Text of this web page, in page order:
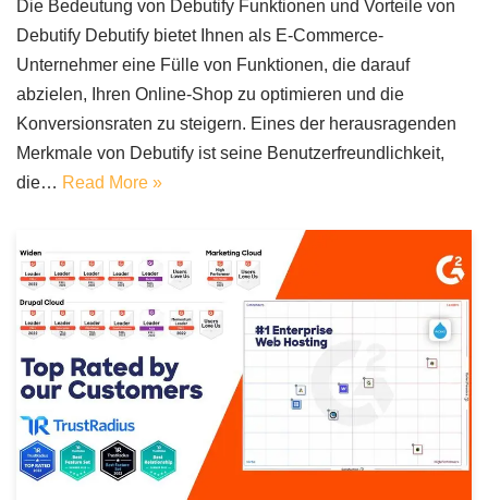
Die Bedeutung von Debutify Funktionen und Vorteile von
Debutify Debutify bietet Ihnen als E-Commerce-
Unternehmer eine Fülle von Funktionen, die darauf
abzielen, Ihren Online-Shop zu optimieren und die
Konversionsraten zu steigern. Eines der herausragenden
Merkmale von Debutify ist seine Benutzerfreundlichkeit,
die… Read More »